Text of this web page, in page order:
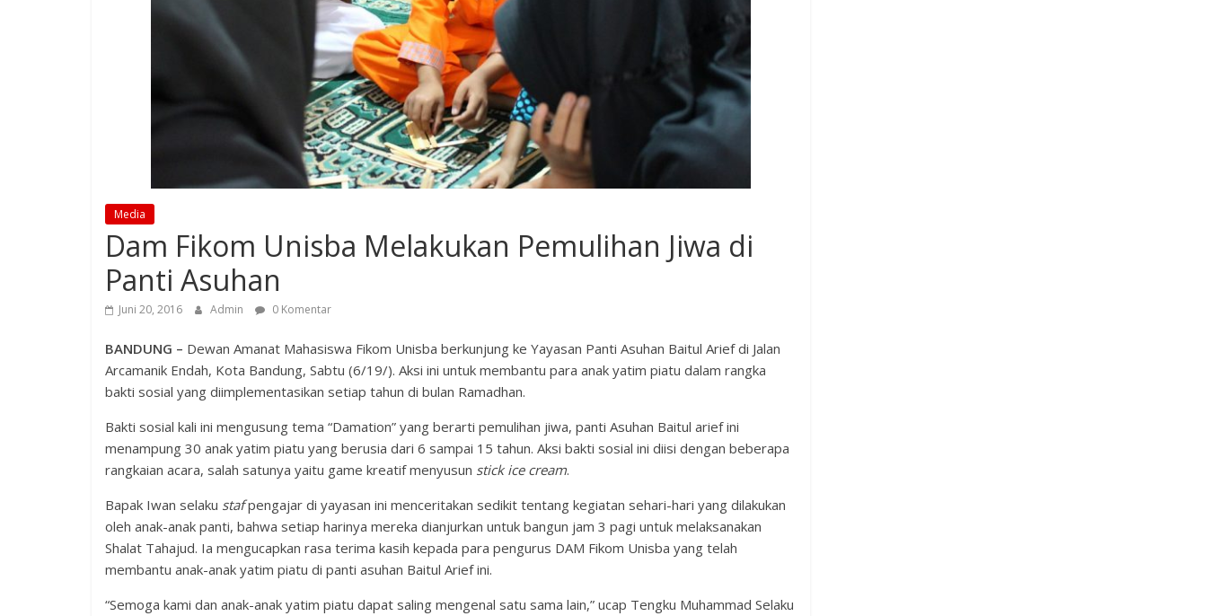
Media
Dam Fikom Unisba Melakukan Pemulihan Jiwa di
Panti Asuhan
Juni 20, 2016 Admin 0 Komentar
BANDUNG – Dewan Amanat Mahasiswa Fikom Unisba berkunjung ke Yayasan Panti Asuhan Baitul Arief di Jalan
Arcamanik Endah, Kota Bandung, Sabtu (6/19/). Aksi ini untuk membantu para anak yatim piatu dalam rangka
bakti sosial yang diimplementasikan setiap tahun di bulan Ramadhan.
Bakti sosial kali ini mengusung tema “Damation” yang berarti pemulihan jiwa, panti Asuhan Baitul arief ini
menampung 30 anak yatim piatu yang berusia dari 6 sampai 15 tahun. Aksi bakti sosial ini diisi dengan beberapa
rangkaian acara, salah satunya yaitu game kreatif menyusun stick ice cream.
Bapak Iwan selaku stafpengajar di yayasan ini menceritakan sedikit tentang kegiatan sehari-hari yang dilakukan
oleh anak-anak panti, bahwa setiap harinya mereka dianjurkan untuk bangun jam 3 pagi untuk melaksanakan
Shalat Tahajud. Ia mengucapkan rasa terima kasih kepada para pengurus DAM Fikom Unisba yang telah
membantu anak-anak yatim piatu di panti asuhan Baitul Arief ini.
“Semoga kami dan anak-anak yatim piatu dapat saling mengenal satu sama lain,” ucap Tengku Muhammad Selaku